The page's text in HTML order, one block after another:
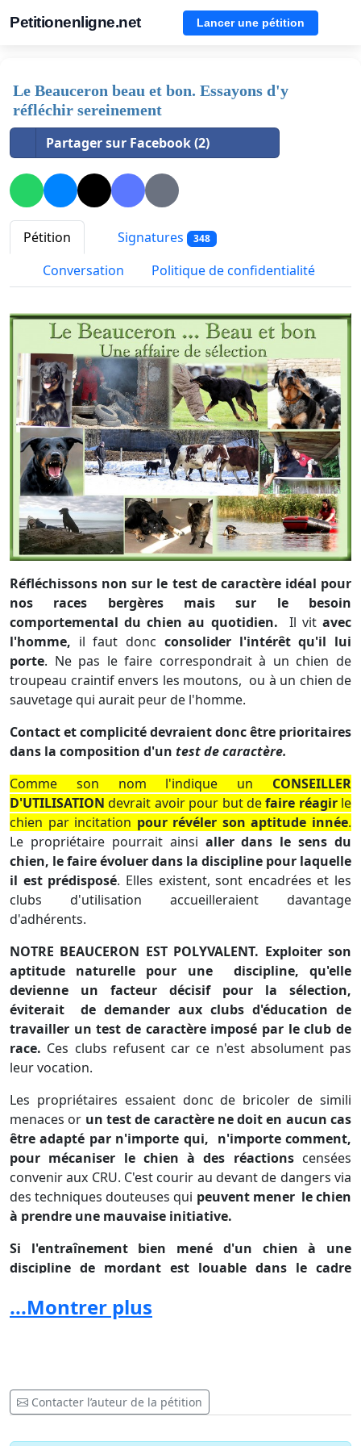
Petitionenligne.net Lancer une pétition
Le Beauceron beau et bon. Essayons d'y
réfléchir sereinement
Partager sur Facebook (2)
Pétition Signatures 348
Conversation Politique de confidentialité
Réfléchissons non sur le test de caractère idéal pour
nos races bergères mais sur le besoin
comportemental du chien au quotidien.
Il vit avec
l'homme, il faut donc consolider l'intérêt qu'il lui
porte. Ne pas le faire correspondrait à un chien de
troupeau craintif envers les moutons, ou à un chien de
sauvetage qui aurait peur de l'homme.
Contact et complicité devraient donc être prioritaires
dans la composition d'un test de caractère.
Comme son nom l'indique un CONSEILLER
D'UTILISATION devrait avoir pour but defaire réagirle
chien par incitation pour révéler son aptitude innée.
Le propriétaire pourrait ainsi aller dans le sens du
chien, le faire évoluer dans la discipline pour laquelle
il est prédisposé. Elles existent, sont encadrées et les
clubs d'utilisation accueilleraient davantage
d'adhérents.
NOTRE BEAUCERON EST POLYVALENT. Exploiter son
aptitude naturelle pour une
discipline, qu'elle
devienne un facteur décisif pour la sélection,
éviterait
de demander aux clubs d'éducation de
travailler un test de caractère imposé par le club de
race. Ces clubs refusent car ce n'est absolument pas
leur vocation.
Les propriétaires essaient donc de bricoler de simili
menaces or un test de caractère ne doit en aucun cas
être adapté par n'importe qui, n'importe comment,
pour mécaniser le chien à des réactionscensées
convenir aux CRU. C'est courir au devant de dangers via
des techniques douteuses qui peuvent mener le chien
à prendre une mauvaise initiative.
Si l'entraînement bien mené d'un chien à une
discipline de mordant est louable dans le cadre
peut avoir des conséquences redoutables
Développer une hyper réactivité non contrôlée
pourrait nuire à notre race et l'acheminer, comme
...Montrer plus
Contacter l’auteur de la pétition